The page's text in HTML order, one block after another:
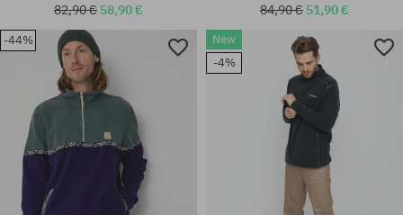
Verfügbare Größen:
Verfügbare Größen:
XS; S
82,90 € 58,90 € 84,90 € 51,90 €
-44%
New
-4%